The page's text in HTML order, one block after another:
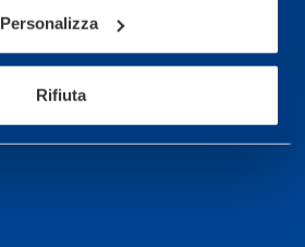
Personalizza
Rifiuta